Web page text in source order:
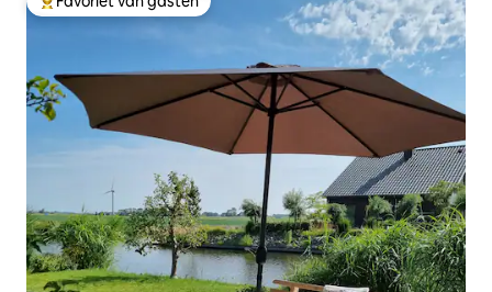
Topfavoriet van gasten